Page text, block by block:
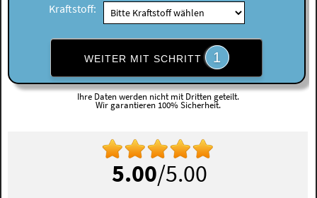
Kraftstoff:
WEITER MIT SCHRITT 1
Ihre Daten werden nicht mit Dritten geteilt.
Wir garantieren 100% Sicherheit.
5.00/5.00